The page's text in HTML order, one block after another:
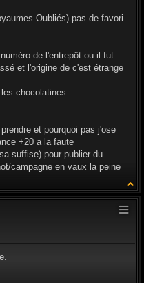
Oubliés) pas de favori
de l'entrepôt ou il fut
et l'origine de c'est étrange
chocolatines
et pourquoi pas j'ose
+20 a la faute
suffise) pour publier du
campagne en vaux la peine